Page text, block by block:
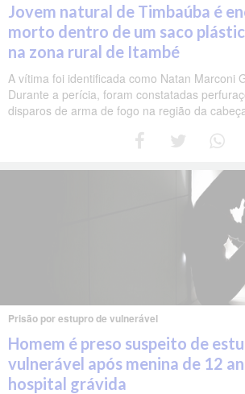
Jovem natural de Timbaúba é
morto dentro de um saco
na zona rural de Itambé
A vítima foi identificada como Natan Marconi
Durante a perícia, foram constatadas
disparos de arma de fogo na região da
Prisão por estupro de vulnerável
Homem é preso suspeito de
vulnerável após menina de 12
hospital grávida